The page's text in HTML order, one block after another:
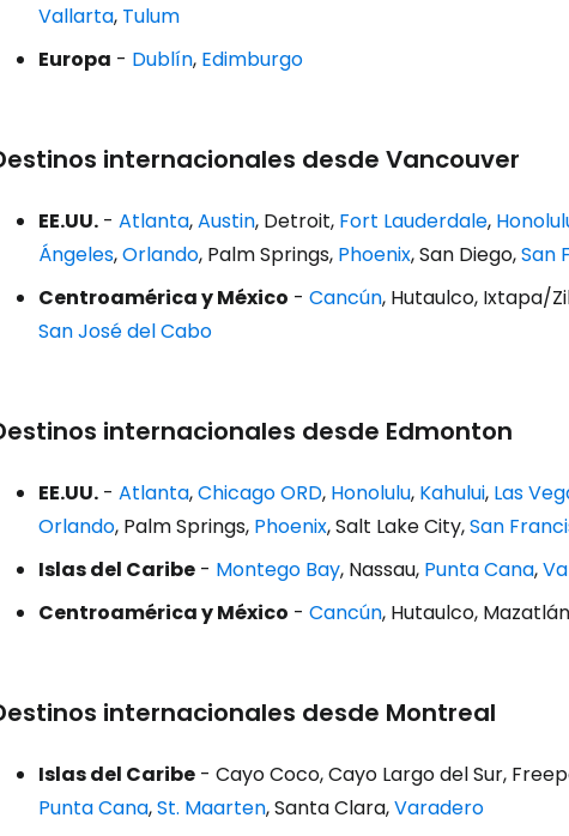
Vallarta, Tulum
Europa - Dublín, Edimburgo
internacionales desde Vancouver
EE.UU. - Atlanta,Austin, Detroit, Fort Lauderdale,
Ángeles,Orlando, Palm Springs, Phoenix, San Diego,San
Centroamérica y México - Cancún, Hutaulco, Ixtapa/
San José del Cabo
internacionales desde Edmonton
EE.UU. - Atlanta,Chicago ORD, Honolulu, Kahului, Las
Orlando, Palm Springs, Phoenix, Salt Lake City,San
Islas del Caribe - Montego Bay, Nassau, Punta Cana,
Centroamérica y México - Cancún, Hutaulco,
internacionales desde Montreal
Islas del Caribe - Cayo Coco, Cayo Largo del Sur,
Punta Cana,St. Maarten, Santa Clara,Varadero